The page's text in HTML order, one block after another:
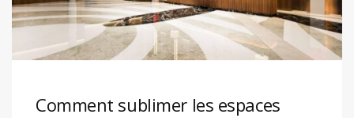
Comment sublimer les espaces